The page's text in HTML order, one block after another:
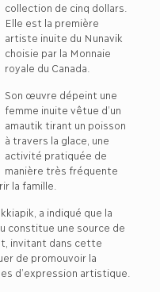
collection de cinq dollars.
Elle est la première
artiste inuite du Nunavik
choisie par la Monnaie
royale du Canada.
Son œuvre dépeint une
femme inuite vêtue d’un
amautik tirant un poisson
à travers la glace, une
activité pratiquée de
manière très fréquente
la famille.
a indiqué que la
constitue une source de
invitant dans cette
de promouvoir la
d’expression artistique.